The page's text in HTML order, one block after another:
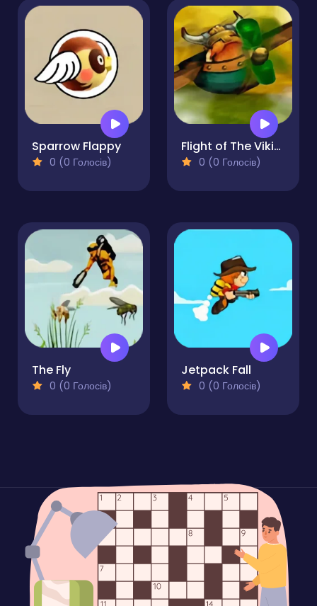
Sparrow Flappy
0 (0 Голосів)
Flight of The Viking
0 (0 Голосів)
The Fly
0 (0 Голосів)
Jetpack Fall
0 (0 Голосів)